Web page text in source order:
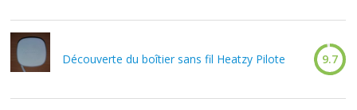
Découverte du boîtier sans fil Heatzy Pilote 9.7